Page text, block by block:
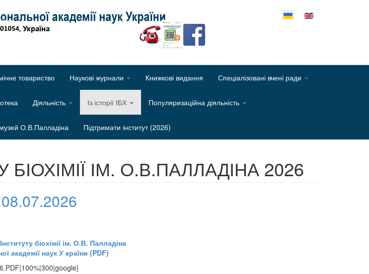
Оберіть свою мову
товариство Наукові журнали Книжкові видання Спеціалізовані вчені ради
Діяльність Із історії ІБХ Популяризаційна діяльність
О.В.Палладіна Підтримати інститут (2026)
БІОХІМІЇ ІМ. О.В.ПАЛЛАДІНА 2026
біохімії ім. О.В. Палладіна
академії наук У країни (PDF)